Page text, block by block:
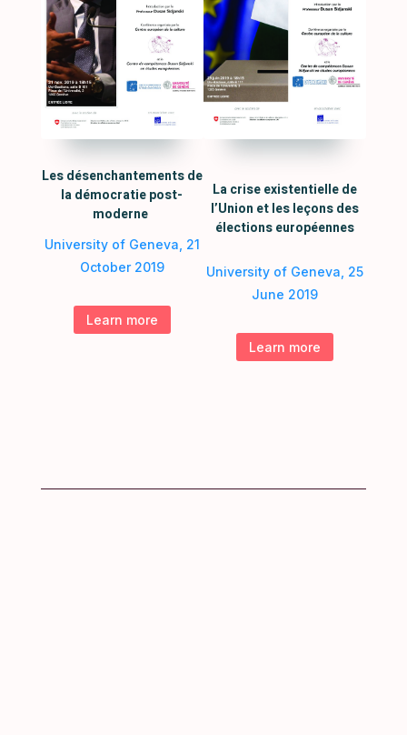
Les désenchantements de
la démocratie post-
moderne
University of Geneva, 21
October 2019
Learn more
La crise existentielle de
l’Union et les leçons des
élections européennes
University of Geneva, 25
June 2019
Learn more